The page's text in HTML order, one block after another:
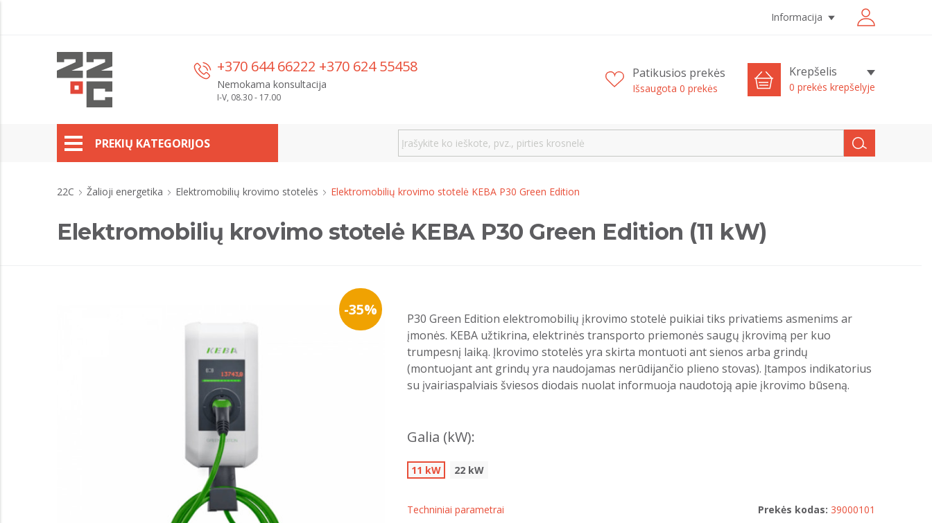
Informacija
+370 644 66222 +370 624 55458
Nemokama konsultacija
I-V, 08.30 - 17.00
Patikusios prekės
Išsaugota 0 prekės
Krepšelis
0 prekės krepšelyje
PREKIŲ KATEGORIJOS
22C Žalioji energetika Elektromobilių krovimo stotelės Elektromobilių krovimo stotelė KEBA P30 Green Edition
Elektromobilių krovimo stotelė KEBA P30 Green Edition (11 kW)
-35%
P30 Green Edition elektromobilių įkrovimo stotelė puikiai tiks privatiems asmenims ar
įmonės. KEBA užtikrina, elektrinės transporto priemonės saugų įkrovimą per kuo
trumpesnį laiką. Įkrovimo stotelės yra skirta montuoti ant sienos arba grindų
(montuojant ant grindų yra naudojamas nerūdijančio plieno stovas). Įtampos indikatorius
su įvairiaspalviais šviesos diodais nuolat informuoja naudotoją apie įkrovimo būseną.
Galia (kW):
11 kW 22 kW
Techniniai parametrai Prekės kodas: 39000101